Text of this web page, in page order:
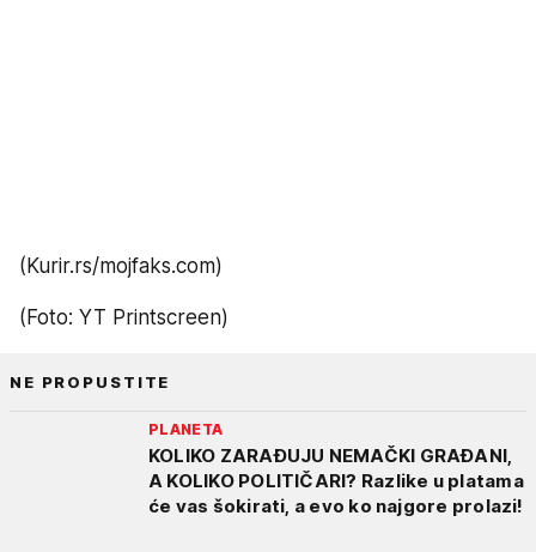
(Kurir.rs/mojfaks.com)
(Foto: YT Printscreen)
NE PROPUSTITE
PLANETA
KOLIKO ZARAĐUJU NEMAČKI GRAĐANI,
A KOLIKO POLITIČARI? Razlike u platama
će vas šokirati, a evo ko najgore prolazi!